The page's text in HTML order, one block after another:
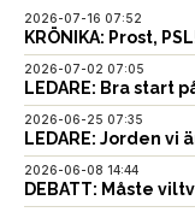
2026-07-16 07:52
KRÖNIKA: Prost,
2026-07-02 07:05
LEDARE: Bra start
2026-06-25 07:35
LEDARE: Jorden vi
2026-06-08 14:44
DEBATT: Måste